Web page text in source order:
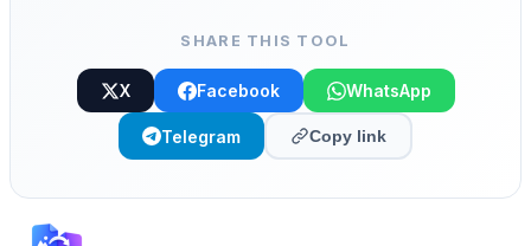
SHARE THIS TOOL
X Facebook WhatsApp
Telegram Copy link